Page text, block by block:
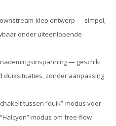
klep ontwerp — simpel,
onder uiteenlopende
— geschikt
duiksituaties, zonder aanpassing
tussen “duik”-modus voor
modus om free-flow